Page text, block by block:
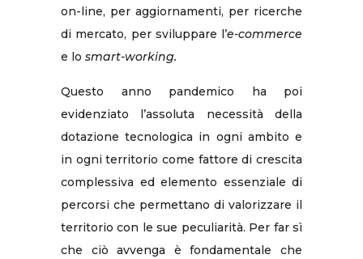
on-line, per aggiornamenti, per ricerche
di mercato, per sviluppare l’e-commerce
e lo smart-working.
Questo anno pandemico ha poi
evidenziato l’assoluta necessità della
dotazione tecnologica in ogni ambito e
in ogni territorio come fattore di crescita
complessiva ed elemento essenziale di
percorsi che permettano di valorizzare il
territorio con le sue peculiarità. Per far sì
che ciò avvenga è fondamentale che